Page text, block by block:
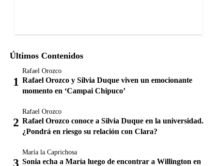
Últimos Contenidos
Rafael Orozco
Rafael Orozco y Silvia Duque viven un emocionante
momento en ‘Campai Chipuco’
Rafael Orozco
Rafael Orozco conoce a Silvia Duque en la universidad.
¿Pondrá en riesgo su relación con Clara?
María la Caprichosa
Sonia echa a María luego de encontrar a Willington en